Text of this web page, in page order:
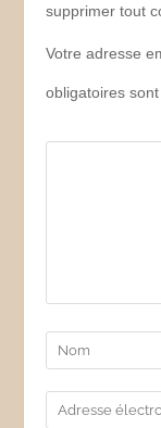
supprimer tout
Votre adresse
obligatoires